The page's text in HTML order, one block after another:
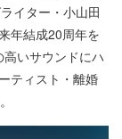
イター・小山田
年結成20周年を
いサウンドにハ
ティスト・離婚